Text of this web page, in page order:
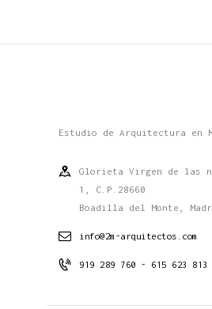
Estudio de Arquitectura en
Glorieta Virgen de las
1, C.P.28660
Boadilla del Monte,
info@2m-arquitectos.com
919 289 760 - 615 623